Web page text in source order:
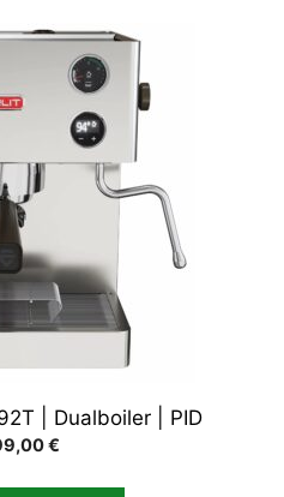
| Dualboiler | PID
€